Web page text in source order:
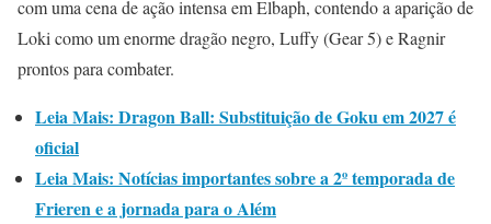
com uma cena de ação intensa em Elbaph, contendo a aparição de
Loki como um enorme dragão negro, Luffy (Gear 5) e Ragnir
prontos para combater.
Leia Mais: Dragon Ball: Substituição de Goku em 2027 é
oficial
Leia Mais: Notícias importantes sobre a 2º temporada de
Frieren e a jornada para o Além